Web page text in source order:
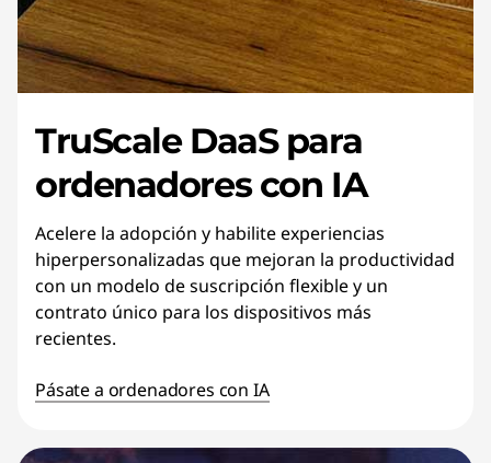
TruScale DaaS para
ordenadores con IA
Acelere la adopción y habilite experiencias
hiperpersonalizadas que mejoran la productividad
con un modelo de suscripción flexible y un
contrato único para los dispositivos más
recientes.
Pásate a ordenadores con IA